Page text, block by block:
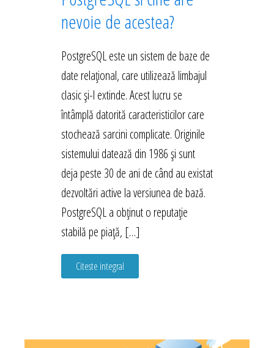
nevoie de acestea?
PostgreSQL este un sistem de baze de
date relațional, care utilizează limbajul
clasic și-l extinde. Acest lucru se
întâmplă datorită caracteristicilor care
stochează sarcini complicate. Originile
sistemului datează din 1986 și sunt
deja peste 30 de ani de când au existat
dezvoltări active la versiunea de bază.
PostgreSQL a obținut o reputație
stabilă pe piață, […]
Citeste integral